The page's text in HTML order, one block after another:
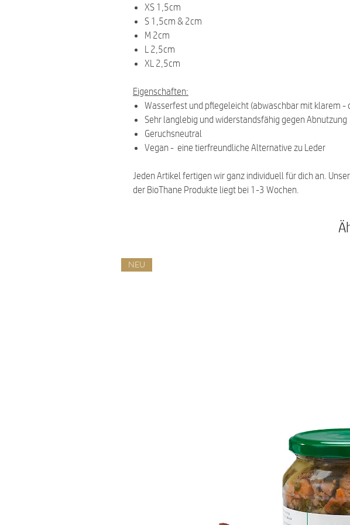
XS 1,5cm
S 1,5cm & 2cm
M 2cm
L 2,5cm
XL 2,5cm
Eigenschaften:
Wasserfest und pflegeleicht (abwaschbar mit klarem -
Sehr langlebig und widerstandsfähig gegen Abnutzung
Geruchsneutral
Vegan - eine tierfreundliche Alternative zu Leder
Jeden Artikel fertigen wir ganz individuell für dich an.
der BioThane Produkte liegt bei 1-3 Wochen.
NEU